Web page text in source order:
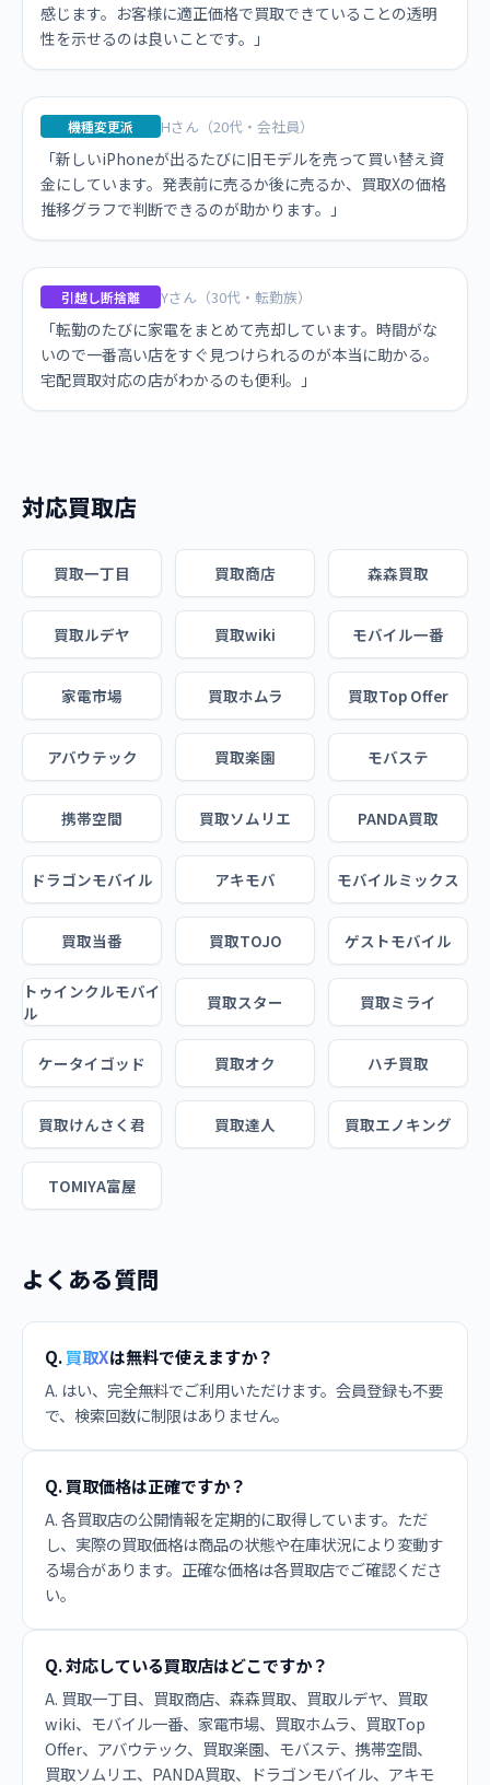
感じます。お客様に適正価格で買取できていることの透明
性を示せるのは良いことです。」
機種変更派 Hさん（20代・会社員）
「新しいiPhoneが出るたびに旧モデルを売って買い替え資
金にしています。発表前に売るか後に売るか、買取Xの価格
推移グラフで判断できるのが助かります。」
引越し断捨離 Yさん（30代・転勤族）
「転勤のたびに家電をまとめて売却しています。時間がな
いので一番高い店をすぐ見つけられるのが本当に助かる。
宅配買取対応の店がわかるのも便利。」
対応買取店
買取一丁目 買取商店 森森買取
買取ルデヤ 買取wiki モバイル一番
家電市場 買取ホムラ 買取Top Offer
アバウテック 買取楽園 モバステ
携帯空間 買取ソムリエ PANDA買取
ドラゴンモバイル アキモバ モバイルミックス
買取当番 買取TOJO ゲストモバイル
トゥインクルモバイ
ル
買取スター 買取ミライ
ケータイゴッド 買取オク ハチ買取
買取けんさく君 買取達人 買取エノキング
TOMIYA富屋
よくある質問
Q.買取Xは無料で使えますか？
A. はい、完全無料でご利用いただけます。会員登録も不要
で、検索回数に制限はありません。
Q. 買取価格は正確ですか？
A. 各買取店の公開情報を定期的に取得しています。ただ
し、実際の買取価格は商品の状態や在庫状況により変動す
る場合があります。正確な価格は各買取店でご確認くださ
い。
Q. 対応している買取店はどこですか？
A. 買取一丁目、買取商店、森森買取、買取ルデヤ、買取
wiki、モバイル一番、家電市場、買取ホムラ、買取Top
Offer、アバウテック、買取楽園、モバステ、携帯空間、
買取ソムリエ、PANDA買取、ドラゴンモバイル、アキモ